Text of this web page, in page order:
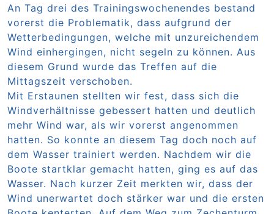
An Tag drei des Trainingswochenendes bestand
vorerst die Problematik, dass aufgrund der
Wetterbedingungen, welche mit unzureichendem
Wind einhergingen, nicht segeln zu können. Aus
diesem Grund wurde das Treffen auf die
Mittagszeit verschoben.
Mit Erstaunen stellten wir fest, dass sich die
Windverhältnisse gebessert hatten und deutlich
mehr Wind war, als wir vorerst angenommen
hatten. So konnte an diesem Tag doch noch auf
dem Wasser trainiert werden. Nachdem wir die
Boote startklar gemacht hatten, ging es auf das
Wasser. Nach kurzer Zeit merkten wir, dass der
Wind unerwartet doch stärker war und die ersten